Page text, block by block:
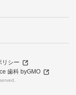
リシー
歯科 byGMO